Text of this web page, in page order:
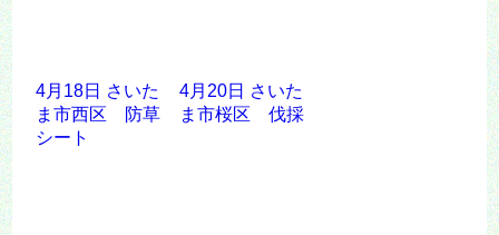
4月18日 さいた
ま市西区 防草
シート
4月20日 さいた
ま市桜区 伐採